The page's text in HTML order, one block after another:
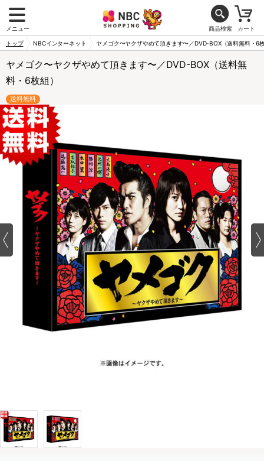
メニュー 商品検索 カート
トップ NBCインターネット ヤメゴク〜ヤクザやめて頂きます〜／DVD-BOX（送料無料・6
ヤメゴク〜ヤクザやめて頂きます〜／DVD-BOX（送料無
料・6枚組）
送料無料